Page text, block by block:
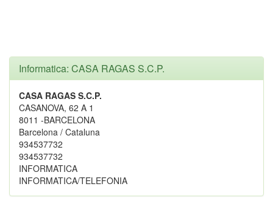
Informatica: CASA RAGAS S.C.P.
CASA RAGAS S.C.P.
CASANOVA, 62 A 1
8011 -BARCELONA
Barcelona / Cataluna
934537732
934537732
INFORMATICA
INFORMATICA/TELEFONIA